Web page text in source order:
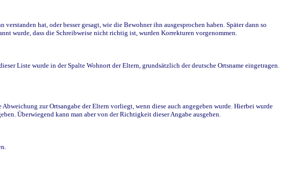
hat, oder besser gesagt, wie die Bewohner ihn ausgesprochen haben. Später dann so
wurde, dass die Schreibweise nicht richtig ist, wurden Korrekturen vorgenommen.
Liste wurde in der Spalte Wohnort der Eltern, grundsätzlich der deutsche Ortsname eingetragen.
zur Ortsangabe der Eltern vorliegt, wenn diese auch angegeben wurde. Hierbei wurde
Überwiegend kann man aber von der Richtigkeit dieser Angabe ausgehen.